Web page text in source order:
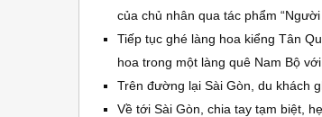
của chủ nhân qua tác phẩm
Tiếp tục ghé làng hoa kiểng Tân
hoa trong một làng quê Nam Bộ
Trên đường lại Sài Gòn, du khách
Về tới Sài Gòn, chia tay tạm biệt,